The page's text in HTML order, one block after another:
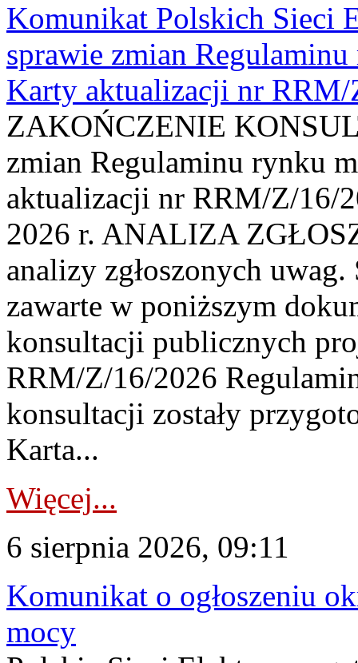
Komunikat Polskich Sieci
sprawie zmian
Karty aktualizacji nr
ZAKOŃCZENIE
zmian Regulaminu rynku
aktualizacji nr RRM/Z/16/
2026 r. ANALIZA
analizy zgłoszonych
zawarte w poniższym
konsultacji publicznych
RRM/Z/16/2026
konsultacji zostały
Karta...
Więcej...
6 sierpnia 2026, 09:11
Komunikat o ogłoszeniu
mocy